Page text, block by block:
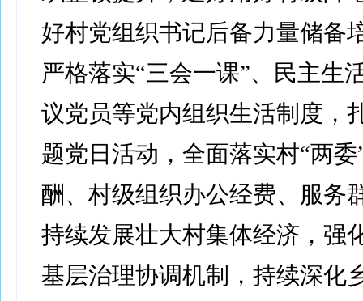
好村党组织书记后备力量储备
严格落实“三会一课”、民主生
议党员等党内组织生活制度，
题党日活动，全面落实村“两
酬、村级组织办公经费、服务
持续发展壮大村集体经济，强
基层治理协调机制，持续深化